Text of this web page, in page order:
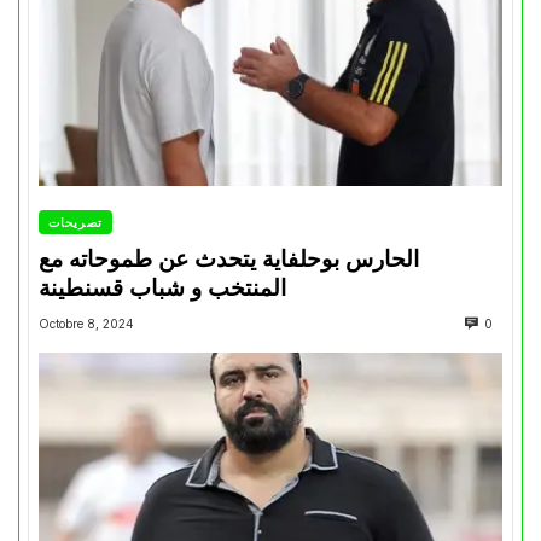
تصريحات
الحارس بوحلفاية يتحدث عن طموحاته مع
المنتخب و شباب قسنطينة
Octobre 8, 2024 0